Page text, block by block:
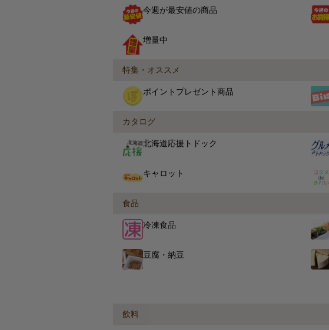
今週が最安値の商品
増量中
特集・オススメ
ポイントプレゼント商品
カタログ
北海道応援トドック
キャロット
食品
冷凍食品
豆腐・納豆
飲料